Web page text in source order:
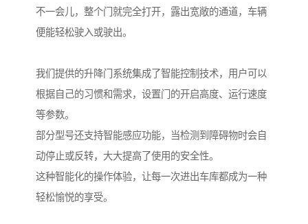
不一会儿，整个门就完全打开，露出宽敞的通道，车辆
便能轻松驶入或驶出。
我们提供的升降门系统集成了智能控制技术，用户可以
根据自己的习惯和需求，设置门的开启高度、运行速度
等参数。
部分型号还支持智能感应功能，当检测到障碍物时会自
动停止或反转，大大提高了使用的安全性。
这种智能化的操作体验，让每一次进出车库都成为一种
轻松愉悦的享受。